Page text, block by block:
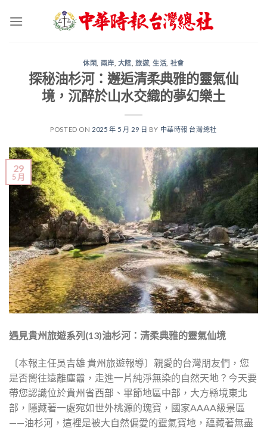
休閑 兩岸 大陸 ,旅遊,生活 社會
探秘油杉河：邂逅清柔典雅的靈氣仙
境，沉醉於山水交織的夢幻樂土
POSTED ON 2025 年 5 月 29 日 BY 中華時報 台灣總社
29
5 月
遇見貴州旅遊系列(13)油杉河：清柔典雅的靈氣仙境
〔本報主任吳吉雄 貴州旅遊報導〕親愛的台灣朋友們，您
是否嚮往遠離塵囂，走進一片純淨無染的自然天地？今天要
帶您認識位於貴州省西部、畢節地區中部，大方縣境東北
部，隱藏著一處宛如世外桃源的瑰寶，國家AAAA級景區
——油杉河，這裡是被大自然偏愛的靈氣寶地，蘊藏著無盡